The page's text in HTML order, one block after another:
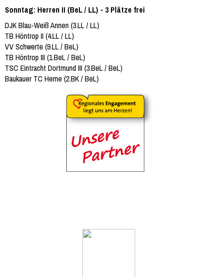
Sonntag: Herren II (BeL / LL) - 3 Plätze frei
DJK Blau-Weiß Annen (3.LL / LL)
TB Höntrop II (4.LL / LL)
VV Schwerte (9.LL / BeL)
TB Höntrop III (1.BeL / BeL)
TSC Eintracht Dortmund III (3.BeL / BeL)
Baukauer TC Herne (2.BK / BeL)